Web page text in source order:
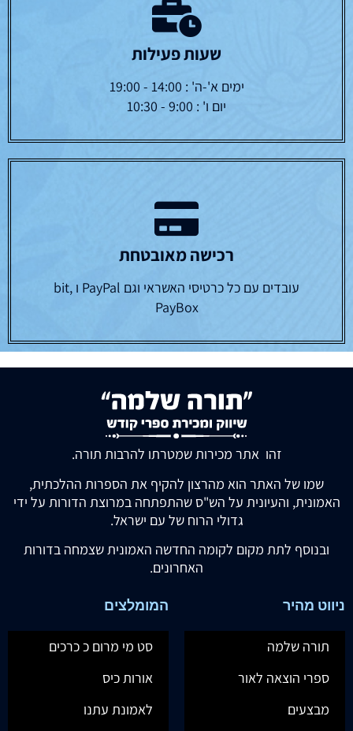
שעות פעילות
ימים א'-ה' : 14:00 - 19:00
יום ו' : 9:00 - 10:30
רכישה מאובטחת
עובדים עם כל כרטיסי האשראי וגם PayPal ו bit,
PayBox
זהו אתר מכירות שמטרתו להרבות תורה.
שמו של האתר הוא מהרצון להקיף את הספרות ההלכתית,
האמונית, והעיונית על הש"ס שהתפתחה במרוצת הדורות על ידי
גדולי הרוח של עם ישראל.
ובנוסף לתת מקום לקומה החדשה האמונית שצמחה בדורות
האחרונים.
ניווט מהיר
תורה שלמה
ספרי הוצאה לאור
מבצעים
המומלצים
סט מי מרום כ כרכים
אורות כיס
לאמונת עתנו